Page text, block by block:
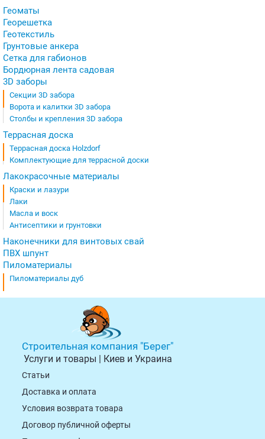
Геоматы
Георешетка
Геотекстиль
Грунтовые анкера
Сетка для габионов
Бордюрная лента садовая
3D заборы
Секции 3D забора
Ворота и калитки 3D забора
Столбы и крепления 3D забора
Террасная доска
Террасная доска Holzdorf
Комплектующие для террасной доски
Лакокрасочные материалы
Краски и лазури
Лаки
Масла и воск
Антисептики и грунтовки
Наконечники для винтовых свай
ПВХ шпунт
Пиломатериалы
Пиломатериалы дуб
Строительная компания "Берег"
Услуги и товары | Киев и Украина
Статьи
Доставка и оплата
Условия возврата товарa
Договор публичной оферты